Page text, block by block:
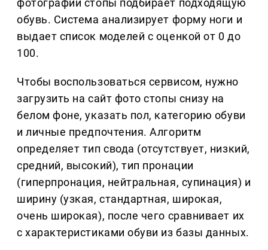
фотографии стопы подбирает подходящую
обувь. Система анализирует форму ноги и
выдает список моделей с оценкой от 0 до
100.
Чтобы воспользоваться сервисом, нужно
загрузить на сайт фото стопы снизу на
белом фоне, указать пол, категорию обуви
и личные предпочтения. Алгоритм
определяет тип свода (отсутствует, низкий,
средний, высокий), тип пронации
(гиперпронация, нейтральная, супинация) и
ширину (узкая, стандартная, широкая,
очень широкая), после чего сравнивает их
с характеристиками обуви из базы данных.